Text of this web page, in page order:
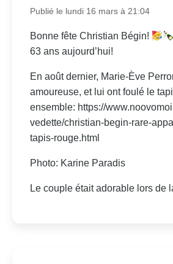
Publié le lundi 16 mars à 21:04
Bonne fête Christian Bégin!
63 ans aujourd’hui!
En août dernier, Marie-Ève
amoureuse, et lui ont foulé le
ensemble: https://
vedette/christian-begin-rare-
tapis-rouge.html
Photo: Karine Paradis
Le couple était adorable lors de